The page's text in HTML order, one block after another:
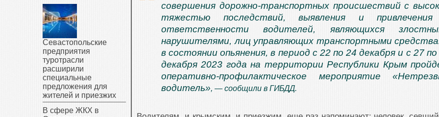
совершения дорожно-транспортных происшествий с
тяжестью последствий, выявления и
ответственности водителей, являющихся
нарушителями, лиц управляющих транспортными
в состоянии опьянения, в период с 22 по 24 декабря и с 27
декабря 2023 года на территории Республики Крым
оперативно-профилактическое мероприятие
водитель», — сообщили в ГИБДД.
Севастопольские
предприятия
туротрасли
расширили
специальные
предложения для
жителей и приезжих
В сфере ЖКХ в